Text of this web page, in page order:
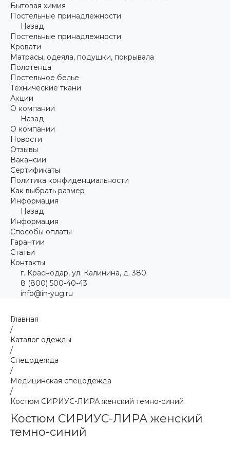
Бытовая химия
Постельные принадлежности
Назад
Постельные принадлежности
Кровати
Матрасы, одеяла, подушки, покрывала
Полотенца
Постельное белье
Технические ткани
Акции
О компании
Назад
О компании
Новости
Отзывы
Вакансии
Сертификаты
Политика конфиденциальности
Как выбрать размер
Информация
Назад
Информация
Способы оплаты
Гарантии
Статьи
Контакты
г. Краснодар, ул. Калинина, д. 380
8 (800) 500-40-43
info@in-yug.ru
Главная
/
Каталог одежды
/
Спецодежда
/
Медицинская спецодежда
/
Костюм СИРИУС-ЛИРА женский темно-синий
Костюм СИРИУС-ЛИРА женский
темно-синий